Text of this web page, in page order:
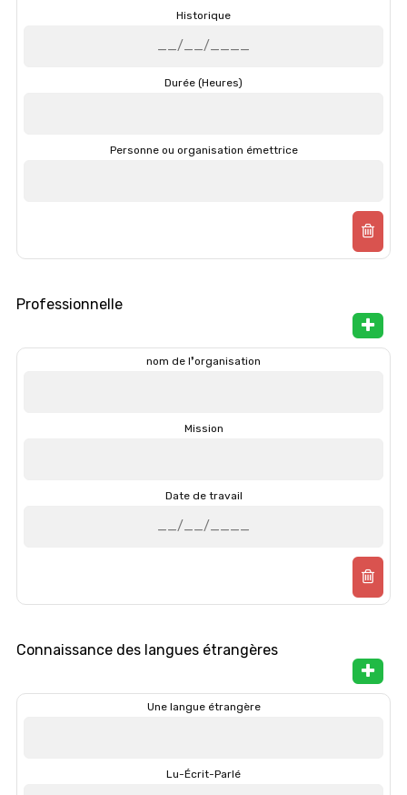
Historique
Durée (Heures)
Personne ou organisation émettrice
Professionnelle
nom de l❜organisation
Mission
Date de travail
Connaissance des langues étrangères
Une langue étrangère
Lu-Écrit-Parlé